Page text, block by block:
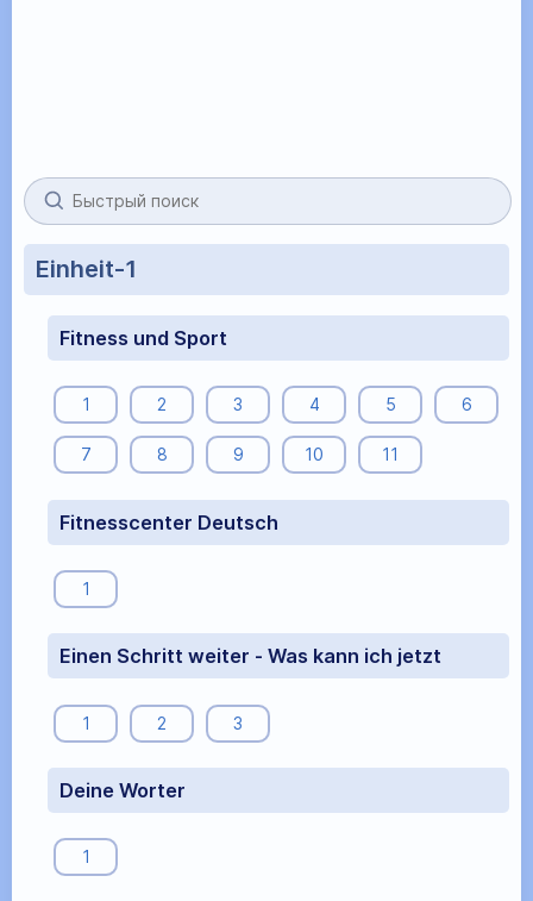
Einheit-1
Fitness und Sport
1 2 3 4 5 6
7 8 9 10 11
Fitnesscenter Deutsch
1
Einen Schritt weiter - Was kann ich jetzt
1 2 3
Deine Worter
1